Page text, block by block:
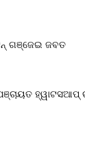
ଗଞ୍ଜେଇ ଜବତ
ହ୍ୱାଟସଆପ୍